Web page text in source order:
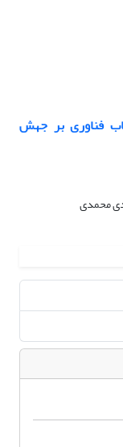
فناوری بر جهش
محمدی